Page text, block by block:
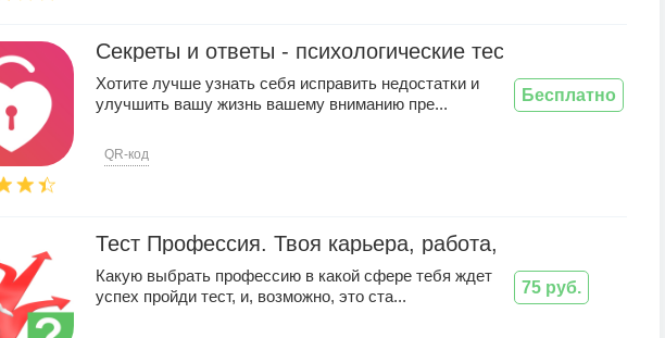
Секреты и ответы - психологические тесты для
Хотите лучше узнать себя исправить недостатки и
улучшить вашу жизнь вашему вниманию пре...
QR-код
Бесплатно
Тест Профессия. Твоя карьера, работа, образование?
Какую выбрать профессию в какой сфере тебя ждет
успех пройди тест, и, возможно, это ста...
75 руб.